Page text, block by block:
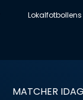
MATCHER